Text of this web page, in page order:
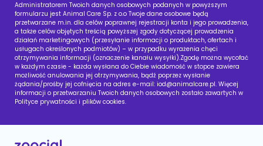
Administratorem Twoich danych osobowych podanych w powyższym
formularzu jest Animal Care Sp. z o.o Twoje dane osobowe będą
przetwarzane m.in. dla celów poprawnej rejestracji konta i jego prowadzenia,
a także celów objętych treścią powyższej zgody dotyczącej prowadzenia
działań marketingowych (przesyłanie informacji o produktach, ofertach i
usługach określonych podmiotów) – w przypadku wyrażenia chęci
otrzymywania informacji (oznaczenie kanału wysyłki).Zgodę można wycofać
w każdym czasie - każda wysłana do Ciebie wiadomość w stopce zawiera
możliwość anulowania jej otrzymywania, bądź poprzez wysłanie
żądania/prośby jej cofnięcia na adres e-mail: iod@animalcare.pl. Więcej
informacji o przetwarzaniu Twoich danych osobowych zostało zawartych w
Polityce prywatności i plików cookies.